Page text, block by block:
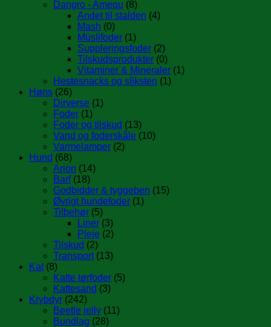
Dangro - Amequ (8)
Andet til stalden (4)
Mash (0)
Müslifoder (1)
Suppleringsfoder (2)
Tilskudsprodukter (0)
Vitaminer & Mineraler (1)
Hestesnacks og sliksten (1)
Høns (26)
Dirverse (1)
Foder (1)
Foder og tilskud (13)
Vand og foderskåle (10)
Varmelamper (2)
Hund (68)
Arion (14)
Barf (18)
Godbidder & tyggeben (15)
Øvrigt hundefoder (1)
Tilbehør (5)
Liner (3)
Pleje (2)
Tilskud (2)
Transport (13)
Kat (8)
Katte tørfoder (5)
Kattesand (3)
Krybdyr (242)
Beetle jelly (11)
Bundlag (28)